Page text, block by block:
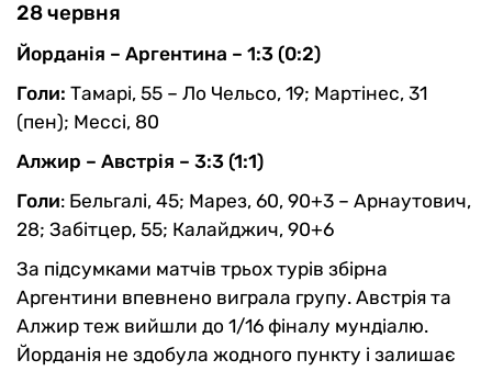
28 червня
Йорданія – Аргентина – 1:3 (0:2)
Голи: Тамарі, 55 – Ло Чельсо, 19; Мартінес, 31
(пен); Мессі, 80
Алжир – Австрія – 3:3 (1:1)
Голи: Бельгалі, 45; Марез, 60, 90+3 – Арнаутович,
28; Забітцер, 55; Калайджич, 90+6
За підсумками матчів трьох турів збірна
Аргентини впевнено виграла групу. Австрія та
Алжир теж вийшли до 1/16 фіналу мундіалю.
Йорданія не здобула жодного пункту і залишає